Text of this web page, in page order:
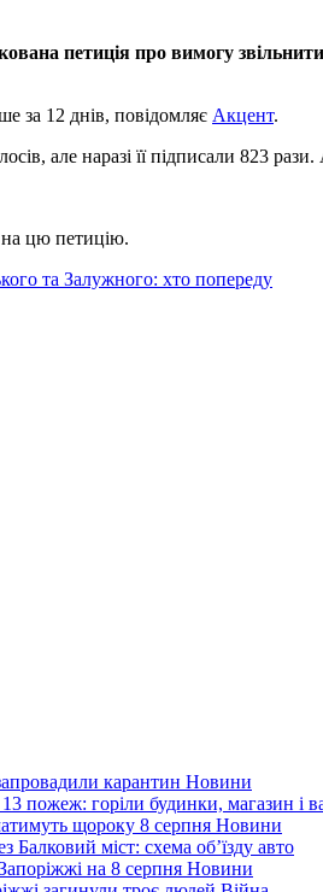
петиція про вимогу
за 12 днів, повідомляє Акцент.
але наразі її підписали 823
на цю петицію.
та Залужного: хто попереду
карантин Новини
пожеж: горіли будинки, магазин і
щороку 8 серпня Новини
Балковий міст: схема об’їзду авто
на 8 серпня Новини